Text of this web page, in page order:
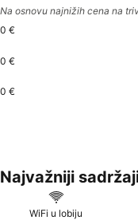
Na osnovu najnižih cena na
0 €
0 €
0 €
Najvažniji
WiFi u lobiju